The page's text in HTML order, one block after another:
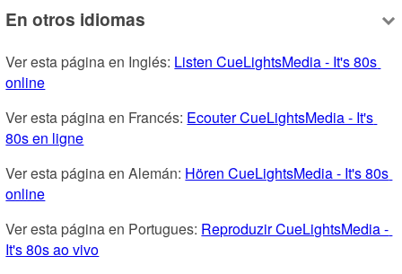
En otros idiomas
Ver esta página en Inglés: Listen CueLightsMedia - It's 80s
online
Ver esta página en Francés: Ecouter CueLightsMedia - It's
80s en ligne
Ver esta página en Alemán: Hören CueLightsMedia - It's 80s
online
Ver esta página en Portugues: Reproduzir CueLightsMedia -
It's 80s ao vivo